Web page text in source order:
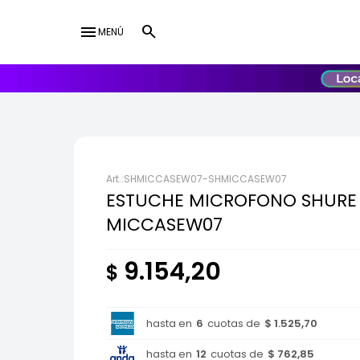
menuMENÚ
SHMICCASEW07-SHMICCASEW07
ESTUCHE MICROFONO
MICCASEW07
$ 9.154,20
hasta en 6 cuotas de $ 1.525,70
hasta en 12 cuotas de $ 762,85